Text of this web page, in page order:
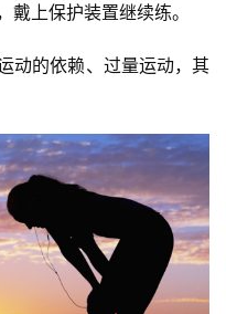
上保护装置继续练。
动的依赖、过量运动，其